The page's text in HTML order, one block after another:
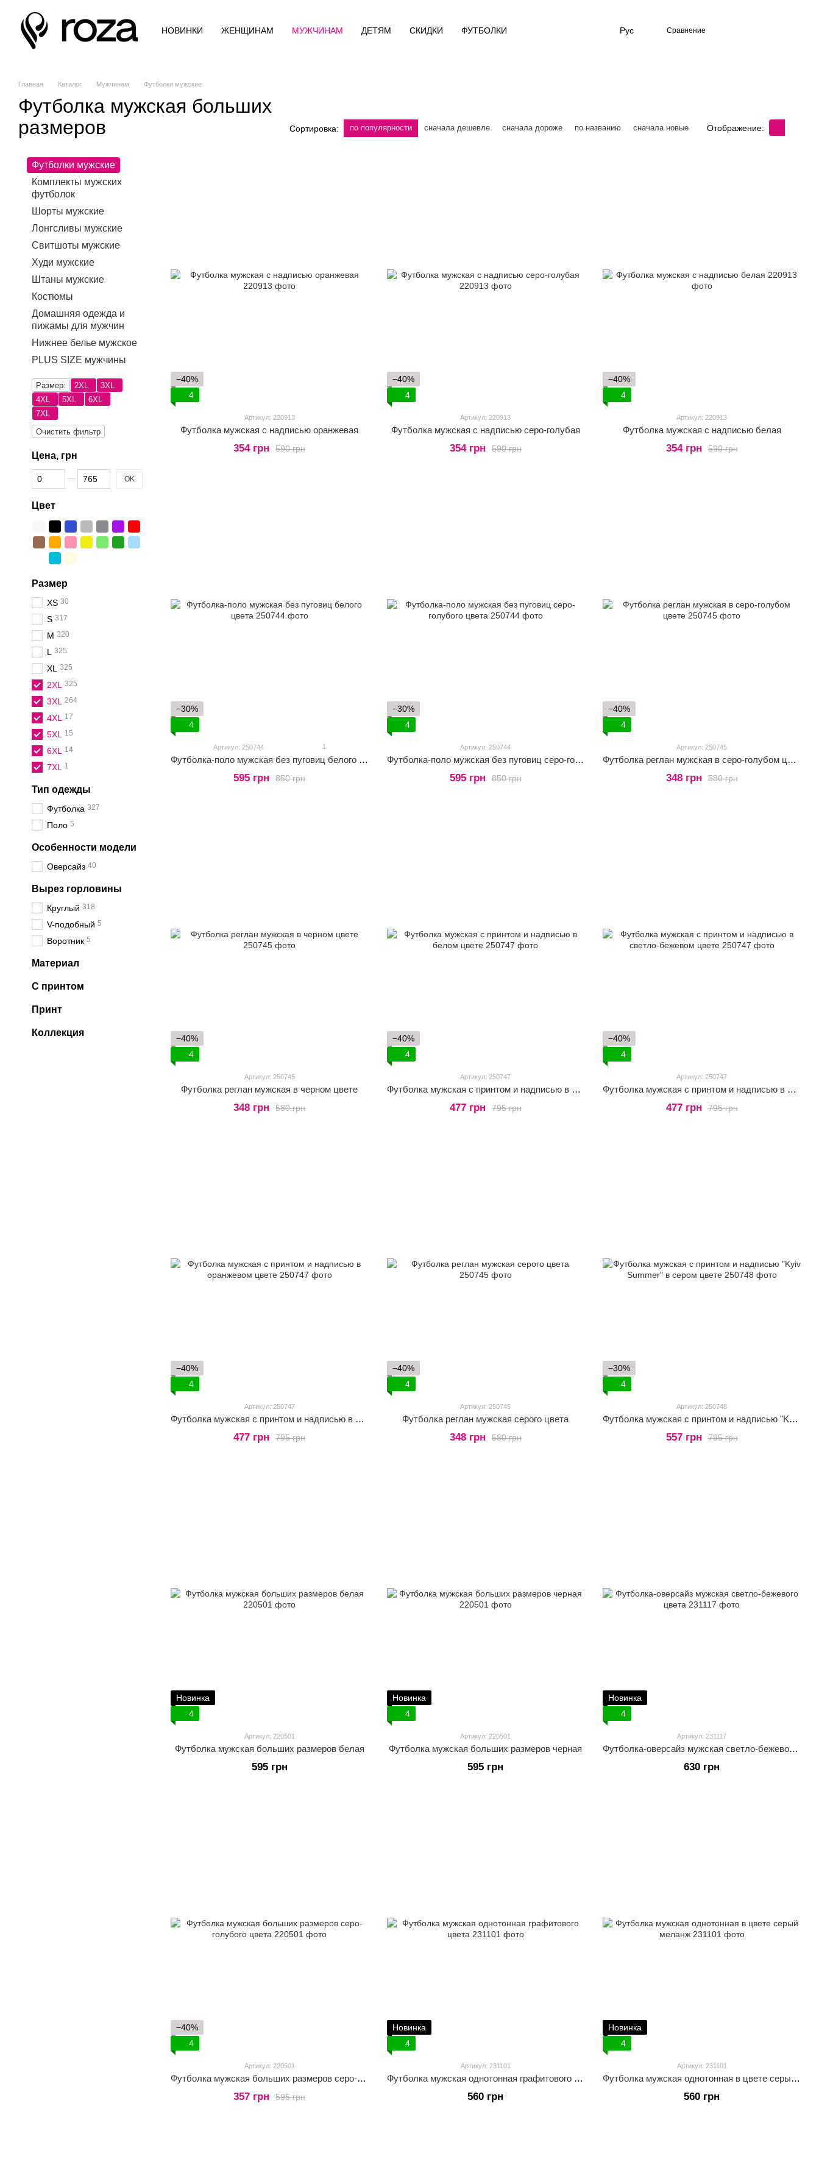
НОВИНКИ ЖЕНЩИНАМ МУЖЧИНАМ ДЕТЯМ СКИДКИ ФУТБОЛКИ Рус Сравнение
Главная Каталог Мужчинам Футболки мужские
Футболка мужская больших
размеров
Сортировка: по популярности сначала дешевле сначала дороже по названию сначала новые Отображение:
−40%
4
Артикул: 220913
Футболка мужская с надписью оранжевая
590 грн
354 грн
−40%
4
Артикул: 220913
Футболка мужская с надписью серо-голубая
590 грн
354 грн
−40%
4
Артикул: 220913
Футболка мужская с надписью белая
590 грн
354 грн
−30%
4
Артикул: 250744 1
Футболка-поло мужская без пуговиц белого цвета
850 грн
595 грн
−30%
4
Артикул: 250744
Футболка-поло мужская без пуговиц серо-голубого цвета
850 грн
595 грн
−40%
4
Артикул: 250745
Футболка реглан мужская в серо-голубом цвете
580 грн
348 грн
−40%
4
Артикул: 250745
Футболка реглан мужская в черном цвете
580 грн
348 грн
−40%
4
Артикул: 250747
Футболка мужская с принтом и надписью в белом цвете
795 грн
477 грн
−40%
4
Артикул: 250747
Футболка мужская с принтом и надписью в светло-бежевом цвете
795 грн
477 грн
−40%
4
Артикул: 250747
Футболка мужская с принтом и надписью в оранжевом цвете
795 грн
477 грн
−40%
4
Артикул: 250745
Футболка реглан мужская серого цвета
580 грн
348 грн
−30%
4
Артикул: 250748
Футболка мужская с принтом и надписью "Kyiv Summer" в сером цвете
795 грн
557 грн
Новинка
4
Артикул: 220501
Футболка мужская больших размеров белая
595 грн
Новинка
4
Артикул: 220501
Футболка мужская больших размеров черная
595 грн
Новинка
4
Артикул: 231117
Футболка-оверсайз мужская светло-бежевого цвета
630 грн
−40%
4
Артикул: 220501
Футболка мужская больших размеров серо-голубого цвета
595 грн
357 грн
Новинка
4
Артикул: 231101
Футболка мужская однотонная графитового цвета
560 грн
Новинка
4
Артикул: 231101
Футболка мужская однотонная в цвете серый меланж
560 грн
Футболки мужские
Комплекты мужских
футболок
Шорты мужские
Лонгсливы мужские
Свитшоты мужские
Худи мужские
Штаны мужские
Костюмы
Домашняя одежда и
пижамы для мужчин
Нижнее белье мужское
PLUS SIZE мужчины
Размер: 2XL
3XL
4XL
5XL
6XL
7XL
Очистить фильтр
Цена, грн
От Цена, грн
До Цена, грн OK
Цвет
Размер
XS 30
S 317
M 320
L 325
XL 325
2XL 325
3XL 264
4XL 17
5XL 15
6XL 14
7XL 1
Тип одежды
Футболка 327
Поло 5
Особенности модели
Оверсайз 40
Вырез горловины
Круглый 318
V-подобный 5
Воротник 5
Материал
С принтом
Принт
Коллекция